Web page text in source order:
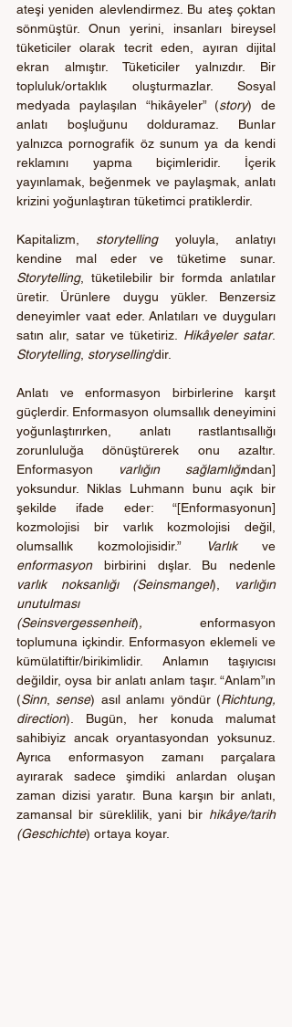
ateşi yeniden alevlendirmez. Bu ateş çoktan
sönmüştür. Onun yerini, insanları bireysel
tüketiciler olarak tecrit eden, ayıran dijital
ekran almıştır. Tüketiciler yalnızdır. Bir
topluluk/ortaklık oluşturmazlar. Sosyal
medyada paylaşılan “hikâyeler” (story) de
anlatı boşluğunu dolduramaz. Bunlar
yalnızca pornografik öz sunum ya da kendi
reklamını yapma biçimleridir. İçerik
yayınlamak, beğenmek ve paylaşmak, anlatı
krizini yoğunlaştıran tüketimci pratiklerdir.
Kapitalizm, storytelling yoluyla, anlatıyı
Storytelling, tüketilebilir bir formda anlatılar
üretir. Ürünlere duygu yükler. Benzersiz
deneyimler vaat eder. Anlatıları ve duyguları
satın alır, satar ve tüketiriz. Hikâyeler satar
Storytelling, storyselling’dir.
Anlatı ve enformasyon birbirlerine karşıt
güçlerdir. Enformasyon olumsallık deneyimini
yoğunlaştırırken, anlatı rastlantısallığı
zorunluluğa dönüştürerek onu azaltır.
Enformasyon
varlığın sağlamlığından]
yoksundur. Niklas Luhmann bunu açık bir
şekilde ifade eder: “[Enformasyonun]
kozmolojisi bir varlık kozmolojisi değil,
olumsallık kozmolojisidir.”
Varlık
enformasyon
varlık noksanlığı (Seinsmangel),
varlığın
unutulması
(Seinsvergessenheit), enformasyon
toplumuna içkindir. Enformasyon eklemeli ve
kümülatiftir/birikimlidir. Anlamın taşıyıcısı
değildir, oysa bir anlatı anlam taşır. “Anlam”ın
(Sinn, sense) asıl anlamı yöndür (Richtung,
direction). Bugün, her konuda malumat
sahibiyiz ancak oryantasyondan yoksunuz.
Ayrıca enformasyon zamanı parçalara
ayırarak sadece şimdiki anlardan oluşan
zaman dizisi yaratır. Buna karşın bir anlatı,
zamansal bir süreklilik, yani bir hikâye/tarih
(Geschichte) ortaya koyar.